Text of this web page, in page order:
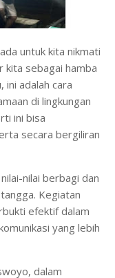
untuk kita nikmati
kita sebagai hamba
ini adalah cara
di lingkungan
ini bisa
secara bergiliran
nilai berbagi dan
Kegiatan
efektif dalam
yang lebih
dalam